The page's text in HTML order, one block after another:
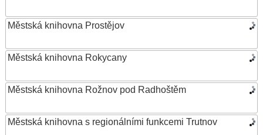
Městská knihovna Prostějov
Městská knihovna Rokycany
Městská knihovna Rožnov pod Radhoštěm
Městská knihovna s regionálními funkcemi Trutnov